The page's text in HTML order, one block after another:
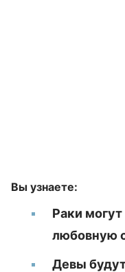
Вы узнаете:
Раки
любовную
Девы